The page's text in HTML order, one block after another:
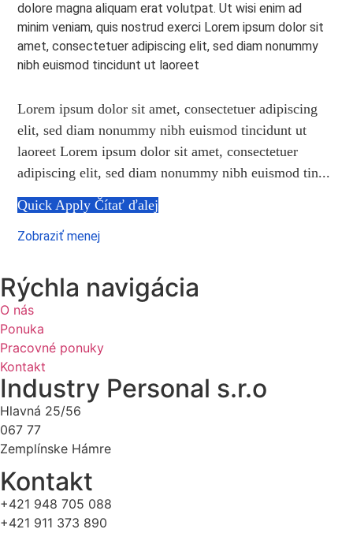
dolore magna aliquam erat volutpat. Ut wisi enim ad
minim veniam, quis nostrud exerci Lorem ipsum dolor sit
amet, consectetuer adipiscing elit, sed diam nonummy
nibh euismod tincidunt ut laoreet
Lorem ipsum dolor sit amet, consectetuer adipiscing
elit, sed diam nonummy nibh euismod tincidunt ut
laoreet Lorem ipsum dolor sit amet, consectetuer
adipiscing elit, sed diam nonummy nibh euismod tin...
Quick ApplyČítať ďalej
Zobraziť menej
Rýchla navigácia
O nás
Ponuka
Pracovné ponuky
Kontakt
Industry Personal s.r.o
Hlavná 25/56
067 77
Zemplínske Hámre
Kontakt
+421 948 705 088
+421 911 373 890